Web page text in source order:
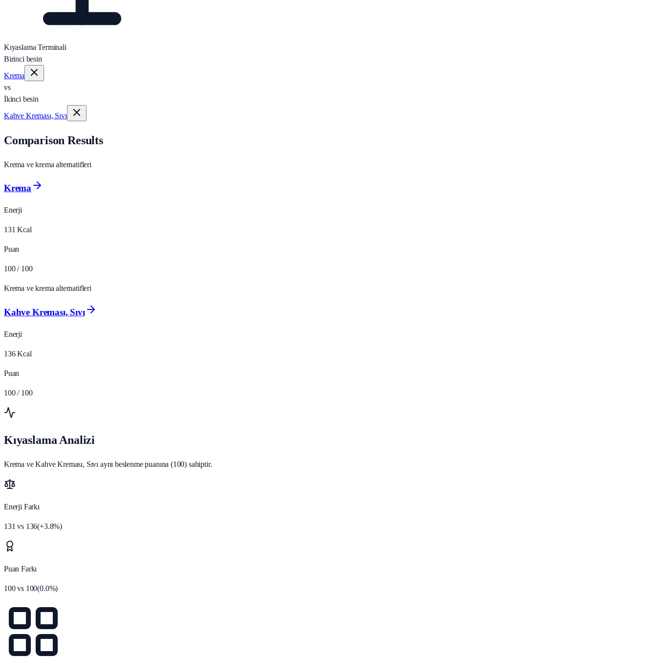
Kıyaslama Terminali
Birinci besin
Krema
vs
İkinci besin
Kahve Kreması, Sıvı
Comparison Results
Krema ve krema alternatifleri
Krema
Enerji
131 Kcal
Puan
100 / 100
Krema ve krema alternatifleri
Kahve Kreması, Sıvı
Enerji
136 Kcal
Puan
100 / 100
Kıyaslama Analizi
Krema ve Kahve Kreması, Sıvı aynı beslenme puanına (100) sahiptir.
Enerji Farkı
131 vs 136(+3.8%)
Puan Farkı
100vs 100(0.0%)